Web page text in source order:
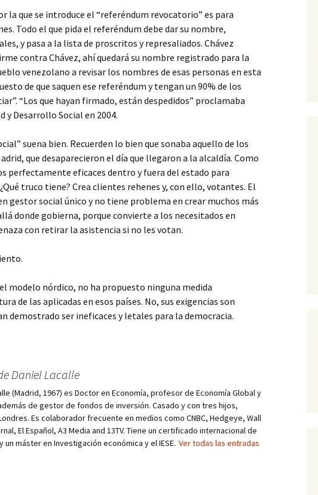
la que se introduce el “referéndum revocatorio” es para
Todo el que pida el referéndum debe dar su nombre,
y pasa a la lista de proscritos y represaliados. Chávez
contra Chávez, ahí quedará su nombre registrado para la
venezolano a revisar los nombres de esas personas en esta
de que saquen ese referéndum y tengan un 90% de los
“Los que hayan firmado, están despedidos” proclamaba
y Desarrollo Social en 2004.
suena bien. Recuerden lo bien que sonaba aquello de los
que desaparecieron el día que llegaron a la alcaldía. Como
perfectamente eficaces dentro y fuera del estado para
truco tiene? Crea clientes rehenes y, con ello, votantes. El
gestor social único y no tiene problema en crear muchos más
donde gobierna, porque convierte a los necesitados en
con retirar la asistencia si no les votan.
modelo nórdico, no ha propuesto ninguna medida
de las aplicadas en esos países. No, sus exigencias son
demostrado ser ineficaces y letales para la democracia.
Daniel Lacalle
(Madrid, 1967) es Doctor en Economía, profesor de Economía Global y
de gestor de fondos de inversión. Casado y con tres hijos,
Es colaborador frecuente en medios como CNBC, Hedgeye, Wall
El Español, A3 Media and 13TV. Tiene un certificado internacional de
un máster en Investigación económica y el IESE. Ver todas las entradas